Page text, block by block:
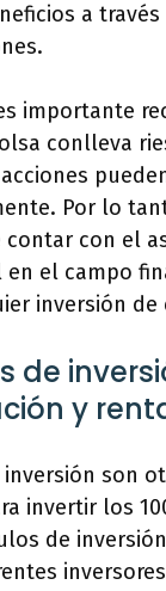
a
importante
conlleva
Por lo
contar con el
el campo
inversión de
de
y
inversión son
invertir los
de